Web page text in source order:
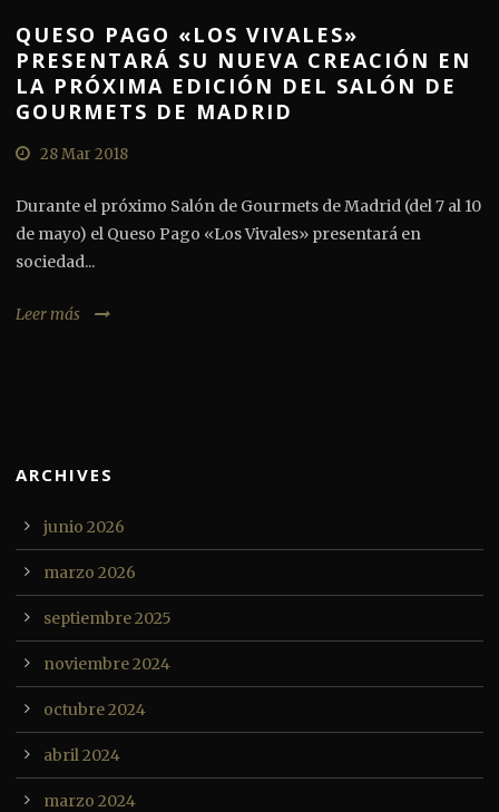
QUESO PAGO «LOS VIVALES»
PRESENTARÁ SU NUEVA CREACIÓN EN
LA PRÓXIMA EDICIÓN DEL SALÓN DE
GOURMETS DE MADRID
28 Mar 2018
Durante el próximo Salón de Gourmets de Madrid (del 7 al 10
de mayo) el Queso Pago «Los Vivales» presentará en
sociedad...
Leer más
ARCHIVES
junio 2026
marzo 2026
septiembre 2025
noviembre 2024
octubre 2024
abril 2024
marzo 2024